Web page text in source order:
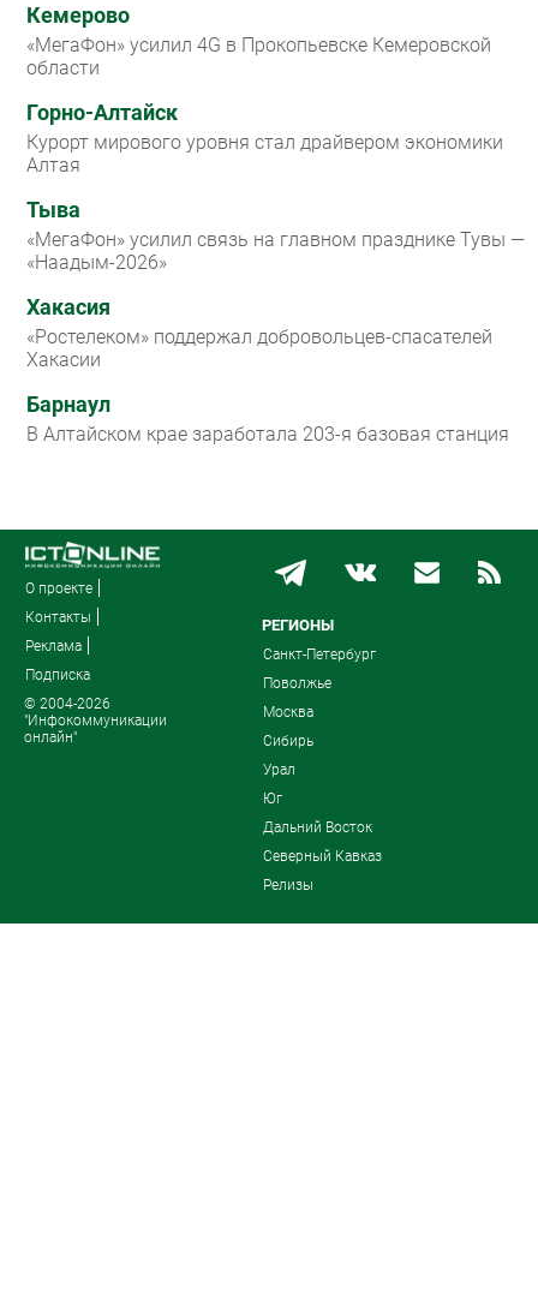
Кемерово
«МегаФон» усилил 4G в Прокопьевске Кемеровской
области
Горно-Алтайск
Курорт мирового уровня стал драйвером экономики
Алтая
Тыва
«МегаФон» усилил связь на главном празднике Тувы —
«Наадым-2026»
Хакасия
«Ростелеком» поддержал добровольцев-спасателей
Хакасии
Барнаул
В Алтайском крае заработала 203-я базовая станция
О проекте
Контакты
Реклама
Подписка
© 2004-2026
"Инфокоммуникации
онлайн"
РЕГИОНЫ
Санкт-Петербург
Поволжье
Москва
Сибирь
Урал
Юг
Дальний Восток
Северный Кавказ
Релизы